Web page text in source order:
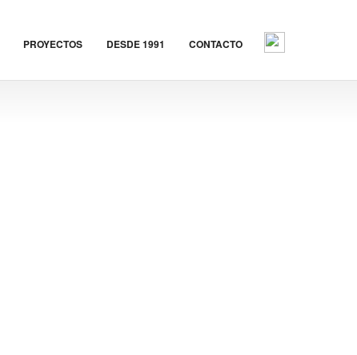
PROYECTOS DESDE 1991 CONTACTO